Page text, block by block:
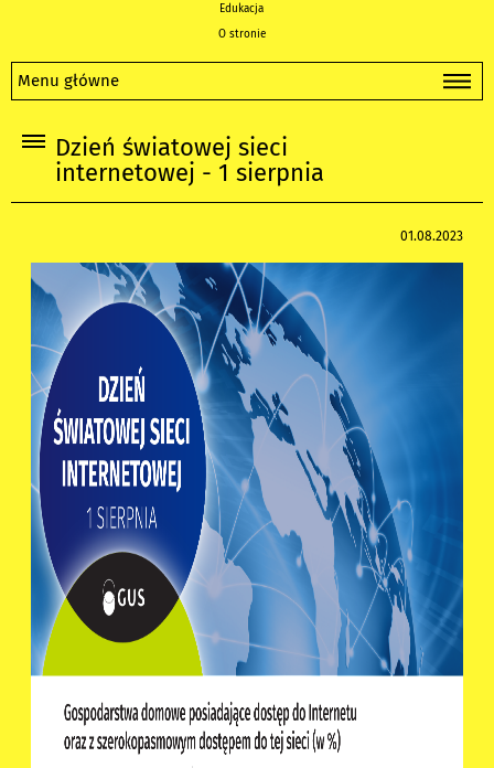
Edukacja
O stronie
Menu główne
Dzień światowej sieci
internetowej - 1 sierpnia
01.08.2023